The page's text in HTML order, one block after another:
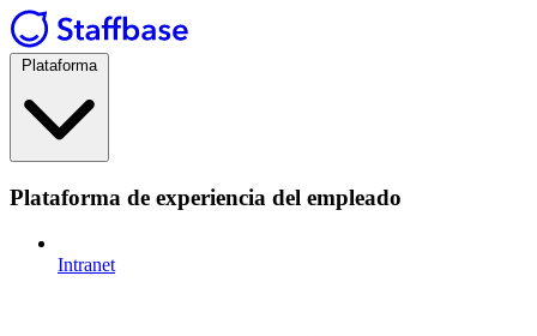
Plataforma
Plataforma de experiencia del empleado
Intranet